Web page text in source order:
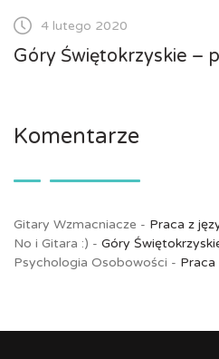
4 lutego 2020
Góry Świętokrzyskie –
Komentarze
Gitary Wzmacniacze - Praca z
No i Gitara :) - Góry
Psychologia Osobowości -